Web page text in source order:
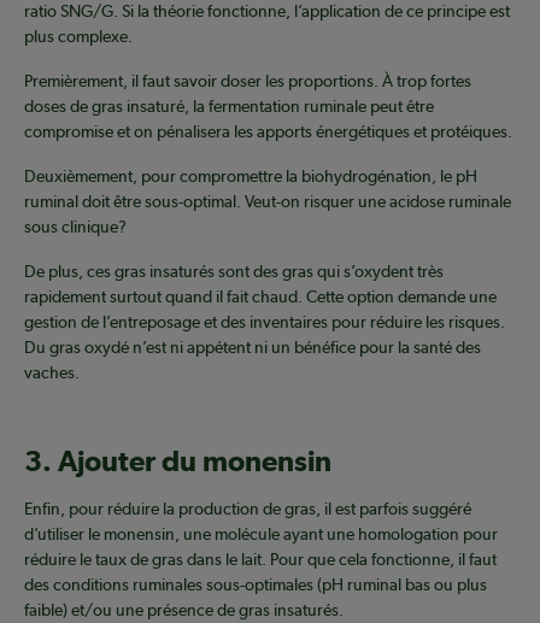
ratio SNG/G. Si la théorie fonctionne, l’application de ce principe est
plus complexe.
Premièrement, il faut savoir doser les proportions. À trop fortes
doses de gras insaturé, la fermentation ruminale peut être
compromise et on pénalisera les apports énergétiques et protéiques.
Deuxièmement, pour compromettre la biohydrogénation, le pH
ruminal doit être sous-optimal. Veut-on risquer une acidose ruminale
sous clinique?
De plus, ces gras insaturés sont des gras qui s’oxydent très
rapidement surtout quand il fait chaud. Cette option demande une
gestion de l’entreposage et des inventaires pour réduire les risques.
Du gras oxydé n’est ni appétent ni un bénéfice pour la santé des
vaches.
3. Ajouter du monensin
Enfin, pour réduire la production de gras, il est parfois suggéré
d’utiliser le monensin, une molécule ayant une homologation pour
réduire le taux de gras dans le lait. Pour que cela fonctionne, il faut
des conditions ruminales sous-optimales (pH ruminal bas ou plus
faible) et/ou une présence de gras insaturés.